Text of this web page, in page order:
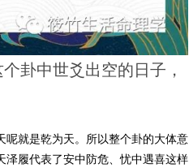
卦中世爻出空的日子，
呢就是乾为天。所以整个卦的大体意
泽履代表了安中防危、忧中遇喜这样